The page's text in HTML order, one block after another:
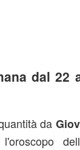
dal 22
da